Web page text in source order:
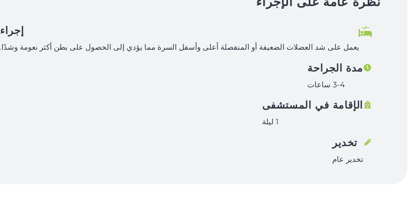
إجراء
يعمل على شد العضلات الضعيفة أو المنفصلة أعلى وأسفل السرة مما يؤدي إلى الحصول على بطن أكثر نعومة وشدًا.
مدة الجراحة
3-4 ساعات
الإقامة في المستشفى
1 ليلة
تخدير
تخدير عام